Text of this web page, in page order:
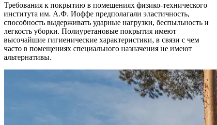
Требования к покрытию в помещениях физико-технического
института им. А.Ф. Иоффе предполагали эластичность,
способность выдерживать ударные нагрузки, беспыльность и
легкость уборки. Полиуретановые покрытия имеют
высочайшие гигиенические характеристики, в связи с чем
часто в помещениях специального назначения не имеют
альтернативы.